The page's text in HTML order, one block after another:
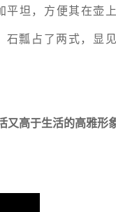
坦，方便其在壶上
瓢占了两式，显
又高于生活的高雅形